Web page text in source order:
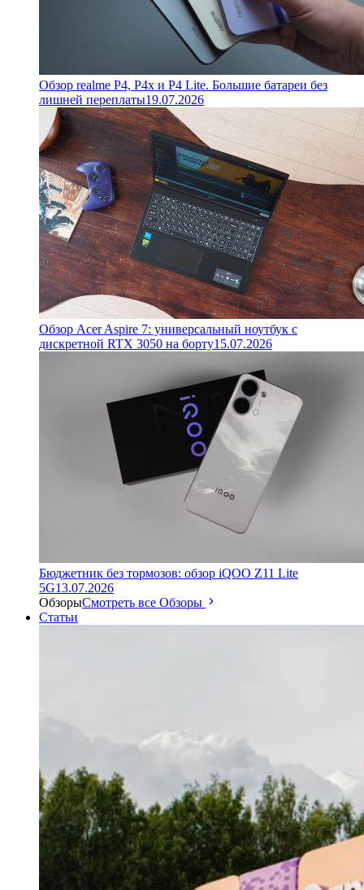
Обзор realme P4, P4x и P4 Lite. Большие батареи без
лишней переплаты19.07.2026
Обзор Acer Aspire 7: универсальный ноутбук с
дискретной RTX 3050 на борту15.07.2026
Бюджетник без тормозов: обзор iQOO Z11 Lite
5G13.07.2026
ОбзорыСмотреть все Обзоры
Статьи